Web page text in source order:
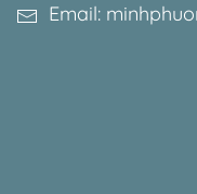
Email: